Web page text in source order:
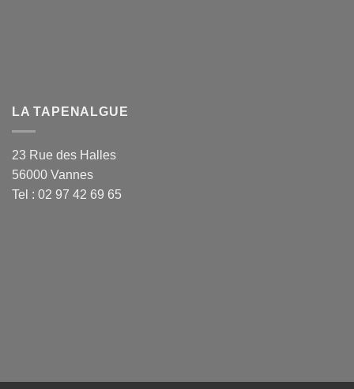
LA TAPENALGUE
23 Rue des Halles
56000 Vannes
Tel : 02 97 42 69 65